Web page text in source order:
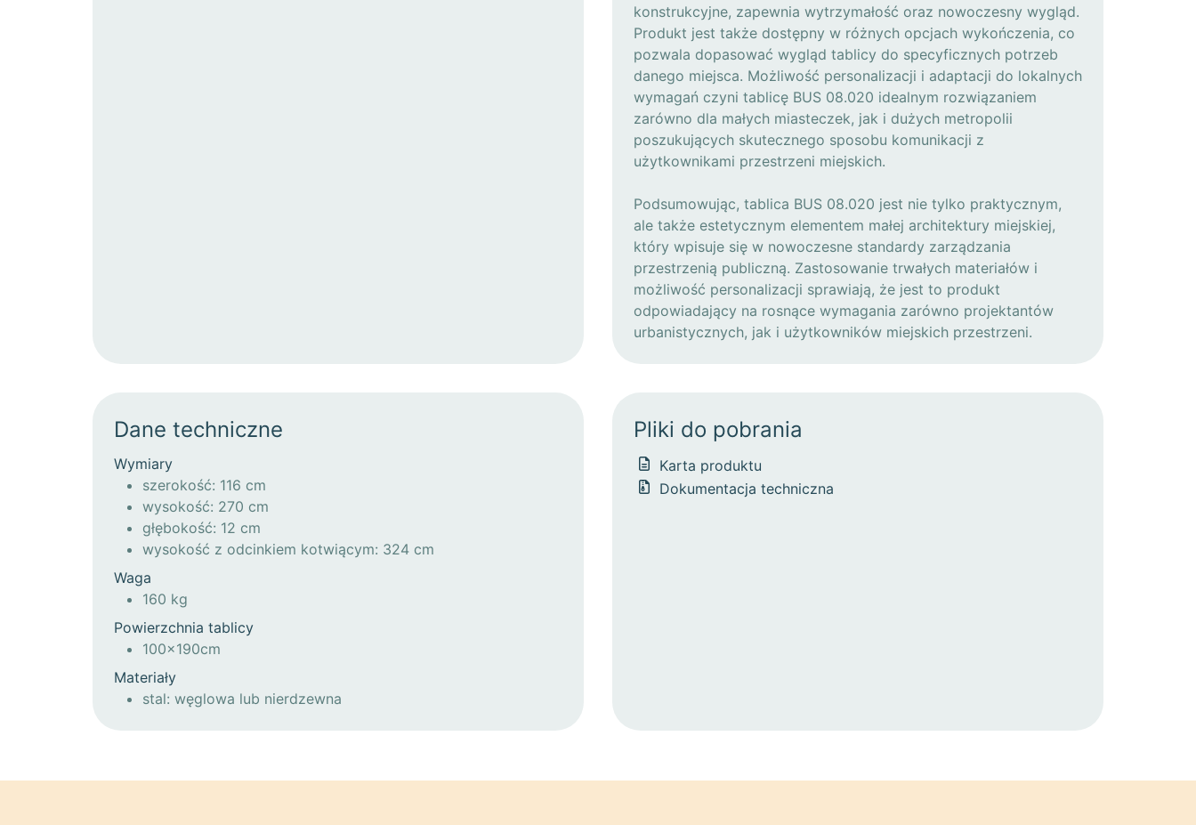
konstrukcyjne, zapewnia wytrzymałość oraz nowoczesny wygląd.
Produkt jest także dostępny w różnych opcjach wykończenia, co
pozwala dopasować wygląd tablicy do specyficznych potrzeb
danego miejsca. Możliwość personalizacji i adaptacji do lokalnych
wymagań czyni tablicę BUS 08.020 idealnym rozwiązaniem
zarówno dla małych miasteczek, jak i dużych metropolii
poszukujących skutecznego sposobu komunikacji z
użytkownikami przestrzeni miejskich.
Podsumowując, tablica BUS 08.020 jest nie tylko praktycznym,
ale także estetycznym elementem małej architektury miejskiej,
który wpisuje się w nowoczesne standardy zarządzania
przestrzenią publiczną. Zastosowanie trwałych materiałów i
możliwość personalizacji sprawiają, że jest to produkt
odpowiadający na rosnące wymagania zarówno projektantów
urbanistycznych, jak i użytkowników miejskich przestrzeni.
Dane techniczne
Wymiary
szerokość: 116 cm
wysokość: 270 cm
głębokość: 12 cm
wysokość z odcinkiem kotwiącym: 324 cm
Waga
160 kg
Powierzchnia tablicy
100x190cm
Materiały
stal: węglowa lub nierdzewna
Pliki do pobrania
Karta produktu
Dokumentacja techniczna